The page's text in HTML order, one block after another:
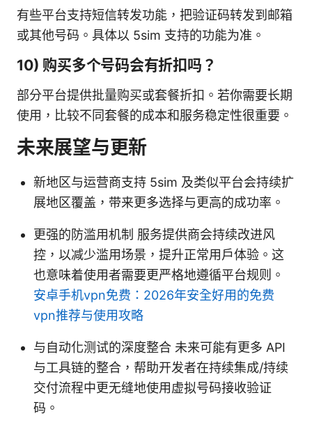
有些平台支持短信转发功能，把验证码转发到邮箱
或其他号码。具体以 5sim 支持的功能为准。
10) 购买多个号码会有折扣吗？
部分平台提供批量购买或套餐折扣。若你需要长期
使用，比较不同套餐的成本和服务稳定性很重要。
未来展望与更新
新地区与运营商支持 5sim 及类似平台会持续扩
展地区覆盖，带来更多选择与更高的成功率。
更强的防滥用机制 服务提供商会持续改进风
控，以减少滥用场景，提升正常用户体验。这
也意味着使用者需要更严格地遵循平台规则。
安卓手机vpn免费：2026年安全好用的免费
vpn推荐与使用攻略
与自动化测试的深度整合 未来可能有更多 API
与工具链的整合，帮助开发者在持续集成/持续
交付流程中更无缝地使用虚拟号码接收验证
码。